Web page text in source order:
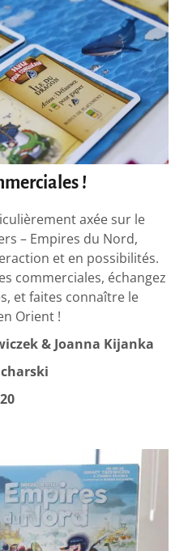
!
axée sur le
– Empires du Nord,
et en possibilités.
commerciales, échangez
et faites connaître le
Orient !
& Joanna Kijanka